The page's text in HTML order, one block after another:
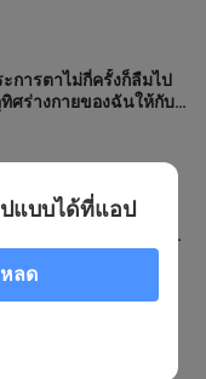
การตาไม่กี่ครั้งก็ลืมไป
ศร่างกายของฉันให้กับ
ปรกตัวน้อย! - - ไม่มีโอ
แบบกว่านี้อีกแล้ว! ฉันแค่
ล่นทุกประเภทเหรอ?"
แบบได้ที่แอป
ลด